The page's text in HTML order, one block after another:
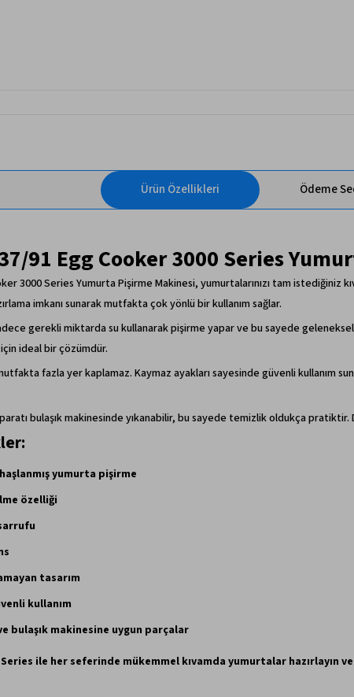
Ürün Özellikleri Ödeme
91 Egg Cooker 3000 Series
3000 Series Yumurta Pişirme Makinesi, yumurtalarınızı tam istediğiniz
imkanı sunarak mutfakta çok yönlü bir kullanım sağlar.
gerekli miktarda su kullanarak pişirme yapar ve bu sayede
ideal bir çözümdür.
fazla yer kaplamaz. Kaymaz ayakları sayesinde güvenli kullanım
bulaşık makinesinde yıkanabilir, bu sayede temizlik oldukça pratiktir.
yumurta pişirme
özelliği
tasarım
kullanım
bulaşık makinesine uygun parçalar
Series ile her seferinde mükemmel kıvamda yumurtalar hazırlayın